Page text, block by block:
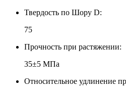
Твердость по Шору D:
75
Прочность при растяжении:
35±5 МПа
Относительное удлинение